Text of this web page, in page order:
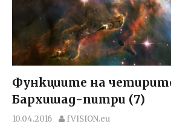
Функциите на
Бархишад-питри (7)
10.04.2016 fVISION.eu